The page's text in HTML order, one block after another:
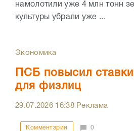
намолотили уже 4 млн тонн
культуры убрали уже ...
Экономика
ПСБ повысил
для физлиц
29.07.2026 16:38Реклама
Комментарии 0